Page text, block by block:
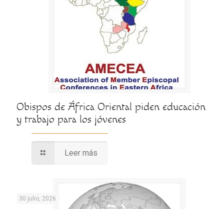
Obispos de África Oriental piden educación
y trabajo para los jóvenes
Leer más
30 julio, 2026